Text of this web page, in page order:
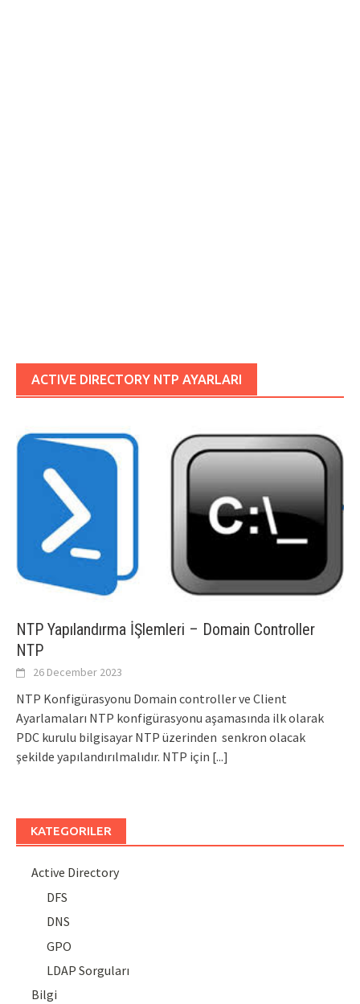
ACTIVE DIRECTORY NTP AYARLARI
NTP Yapılandırma İŞlemleri – Domain Controller
NTP
26 December 2023
NTP Konfigürasyonu Domain controller ve Client
Ayarlamaları NTP konfigürasyonu aşamasında ilk olarak
PDC kurulu bilgisayar NTP üzerinden senkron olacak
şekilde yapılandırılmalıdır. NTP için [...]
KATEGORILER
Active Directory
DFS
DNS
GPO
LDAP Sorguları
Bilgi